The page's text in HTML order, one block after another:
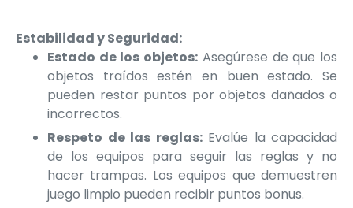
Estabilidad y Seguridad:
Estado de los objetos: Asegúrese de que los
objetos traídos estén en buen estado. Se
pueden restar puntos por objetos dañados o
incorrectos.
Respeto de las reglas:Evalúe la capacidad
de los equipos para seguir las reglas y no
hacer trampas. Los equipos que demuestren
juego limpio pueden recibir puntos bonus.